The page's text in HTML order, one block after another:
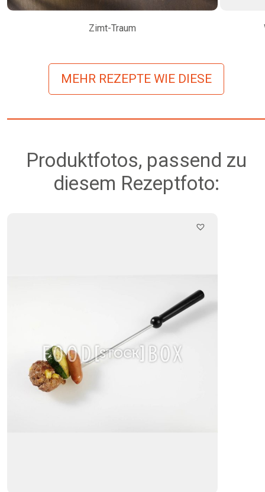
Zimt-Traum
MEHR REZEPTE WIE DIESE
Produktfotos, passend zu
diesem Rezeptfoto: